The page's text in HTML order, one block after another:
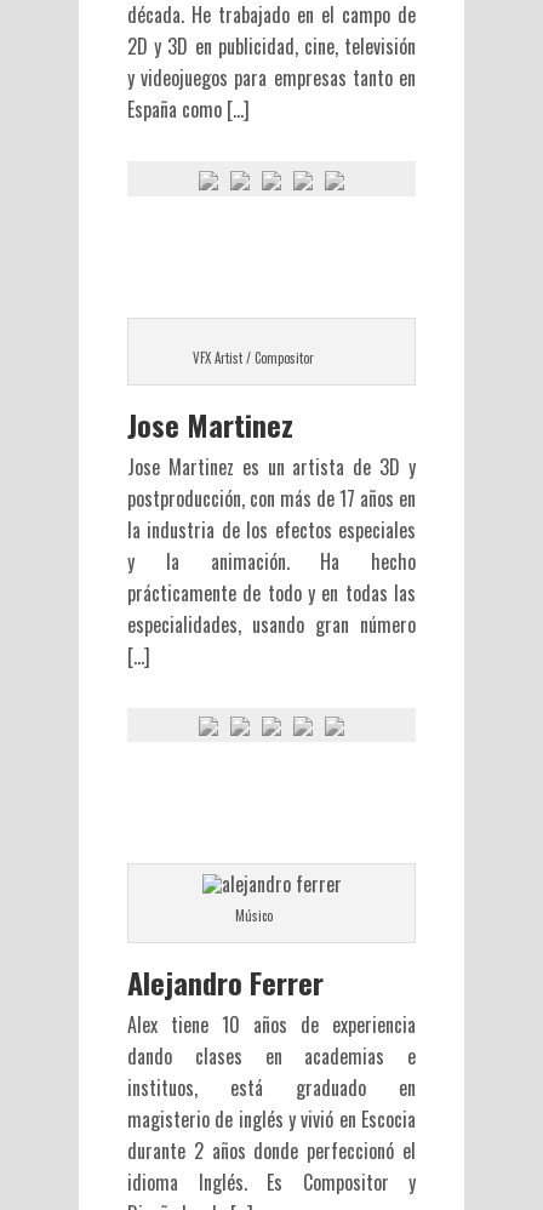
década. He trabajado en el campo de
2D y 3D en publicidad, cine, televisión
y videojuegos para empresas tanto en
España como […]
VFX Artist / Compositor
Jose Martinez
Jose Martinez es un artista de 3D y
postproducción, con más de 17 años en
la industria de los efectos especiales
y la animación. Ha hecho
prácticamente de todo y en todas las
especialidades, usando gran número
[…]
Músico
Alejandro Ferrer
Alex tiene 10 años de experiencia
dando clases en academias e
instituos, está graduado en
magisterio de inglés y vivió en Escocia
durante 2 años donde perfeccionó el
idioma Inglés. Es Compositor y